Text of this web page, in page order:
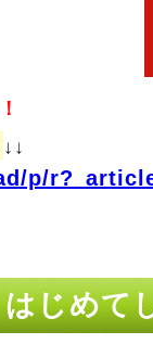
↓↓
p/
じめて